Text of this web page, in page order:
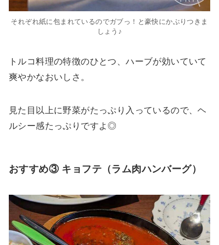
それぞれ紙に包まれているのでガブっ！と豪快にかぶりつきま
しょう♪
トルコ料理の特徴のひとつ、ハーブが効いていて
爽やかなおいしさ。
見た目以上に野菜がたっぷり入っているので、ヘ
ルシー感たっぷりですよ◎
おすすめ③ キョフテ（ラム肉ハンバーグ）